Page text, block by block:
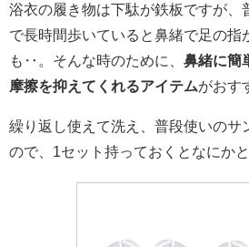
浴衣の履き物は下駄が鉄板ですが、
で長時間歩いていると鼻緒で足の指
も‥。そんな時のために、 鼻緒に簡
摩擦を抑えてくれるアイテムがおす
繰り返し使えて洗え、普段使いのサ
ので、1セット持っておくとなにかと